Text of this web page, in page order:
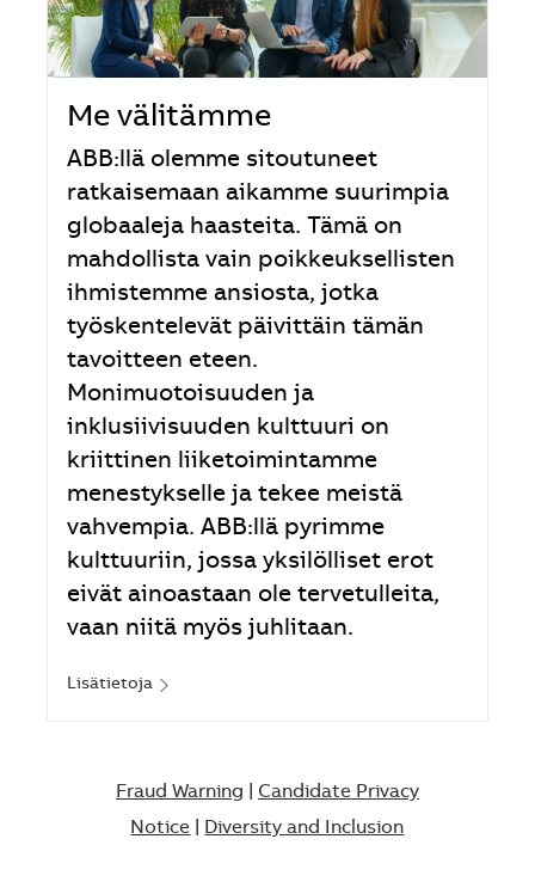
Me välitämme
ABB:llä olemme sitoutuneet
ratkaisemaan aikamme suurimpia
globaaleja haasteita. Tämä on
mahdollista vain poikkeuksellisten
ihmistemme ansiosta, jotka
työskentelevät päivittäin tämän
tavoitteen eteen.
Monimuotoisuuden ja
inklusiivisuuden kulttuuri on
kriittinen liiketoimintamme
menestykselle ja tekee meistä
vahvempia. ABB:llä pyrimme
kulttuuriin, jossa yksilölliset erot
eivät ainoastaan ole tervetulleita,
vaan niitä myös juhlitaan.
Lisätietoja
Fraud Warning
Candidate Privacy
Notice
Diversity and Inclusion​​​​​​​